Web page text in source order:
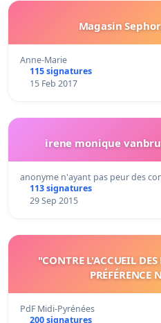
Magasin
Anne-Marie
115 signatures
15 Feb 2017
irene monique
anonyme n'ayant pas peur des
113 signatures
29 Sep 2015
"CONTRE L'ACCUEIL
PRÉFÉRENCE
PdF Midi-Pyrénées
200 signatures